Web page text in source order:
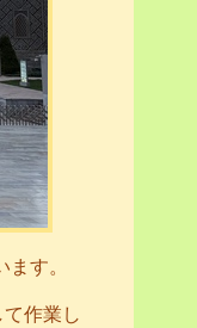
す。
作業し